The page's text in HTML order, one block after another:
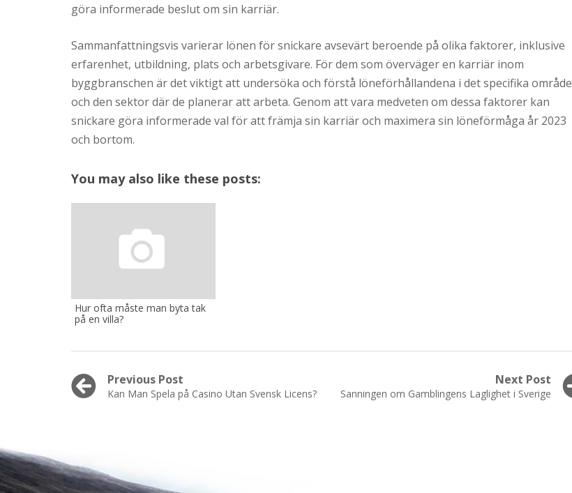
göra informerade beslut om sin karriär.
Sammanfattningsvis varierar lönen för snickare avsevärt beroende på olika faktorer, inklusive
erfarenhet, utbildning, plats och arbetsgivare. För dem som överväger en karriär inom
byggbranschen är det viktigt att undersöka och förstå löneförhållandena i det specifika område
och den sektor där de planerar att arbeta. Genom att vara medveten om dessa faktorer kan
snickare göra informerade val för att främja sin karriär och maximera sin löneförmåga år 2023
och bortom.
You may also like these posts:
Hur ofta måste man byta tak
på en villa?
Post
navigation
Previous Post
Previous
Kan Man Spela på Casino Utan Svensk Licens?
Next Post
Next
Sanningen om Gamblingens Laglighet i Sverige